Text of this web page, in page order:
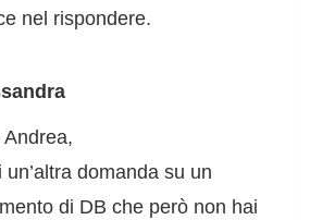
nel rispondere.
Andrea,
un’altra domanda su un
di DB che però non hai